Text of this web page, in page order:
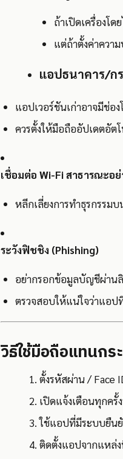
ถ้าเปิดเครื่องโ
แต่ถ้าตั้งค่าควา
แอปธนาคาร/ก
แอปเวอร์ชันเก่าอาจมีช่อง
ควรตั้งให้มือถืออัปเดตอัต
เชื่อมต่อ Wi-Fi สาธารณะอย่
หลีกเลี่ยงการทำธุรกรรม
ระวังฟิชชิง (Phishing)
อย่ากรอกข้อมูลบัญชีผ่าน
ตรวจสอบให้แน่ใจว่าแอป
วิธีใช้มือถือแทนกร
ตั้งรหัสผ่าน / Face
เปิดแจ้งเตือนทุกครั้
ใช้แอปที่มีระบบยืน
ติดตั้งแอปจากแหล่